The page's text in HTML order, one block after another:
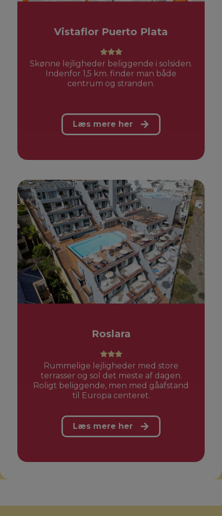
Vistaflor Puerto Plata
Skønne lejligheder beliggende i solsiden.
Indenfor 1,5 km. finder man både
centrum og stranden.
Læs mere her
Roslara
Rummelige lejligheder med store
terrasser og sol det meste af dagen.
Roligt beliggende, men med gåafstand
til Europa centeret.
Læs mere her